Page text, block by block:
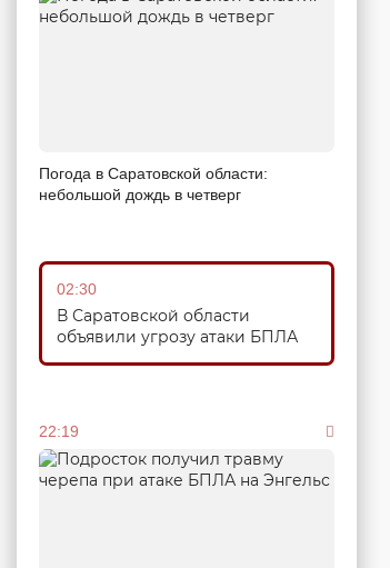
Погода в Саратовской области:
небольшой дождь в четверг
02:30
В Саратовской области
объявили угрозу атаки БПЛА
22:19